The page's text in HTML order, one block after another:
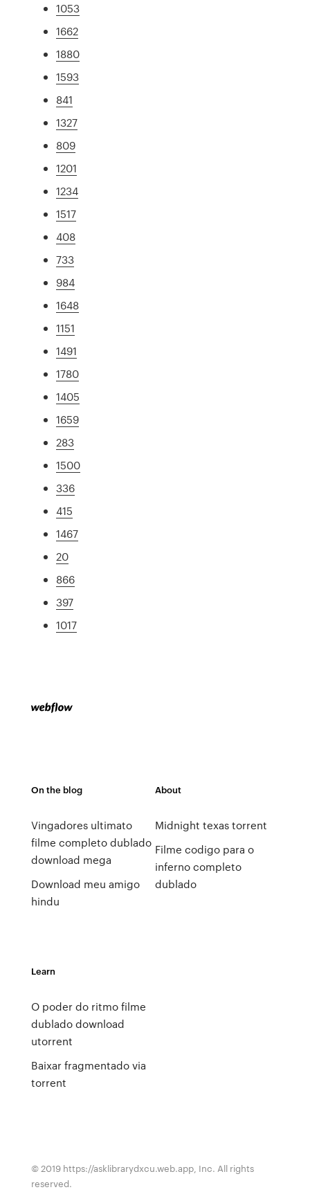
1053
1662
1880
1593
841
1327
809
1201
1234
1517
408
733
984
1648
1151
1491
1780
1405
1659
283
1500
336
415
1467
20
866
397
1017
On the blog
Vingadores ultimato
filme completo dublado
download mega
Download meu amigo
hindu
About
Midnight texas torrent
Filme codigo para o
inferno completo
dublado
Learn
O poder do ritmo filme
dublado download
utorrent
Baixar fragmentado via
torrent
© 2019 https://asklibrarydxcu.web.app, Inc. All rights
reserved.